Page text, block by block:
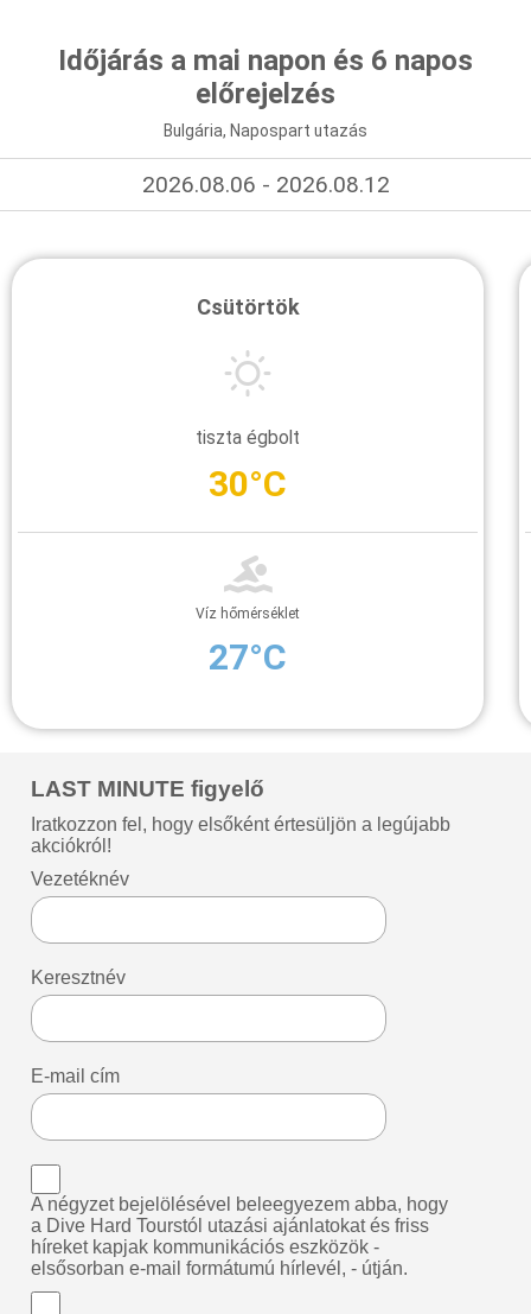
Időjárás a mai napon és 6 napos
előrejelzés
Bulgária, Napospart utazás
2026.08.06 - 2026.08.12
Csütörtök
tiszta égbolt
30°C
Víz hőmérséklet
27°C
LAST MINUTE figyelő
Iratkozzon fel, hogy elsőként értesüljön a legújabb
akciókról!
Vezetéknév
Keresztnév
E-mail cím
A négyzet bejelölésével beleegyezem abba, hogy
a Dive Hard Tourstól utazási ajánlatokat és friss
híreket kapjak kommunikációs eszközök -
elsősorban e-mail formátumú hírlevél, - útján.